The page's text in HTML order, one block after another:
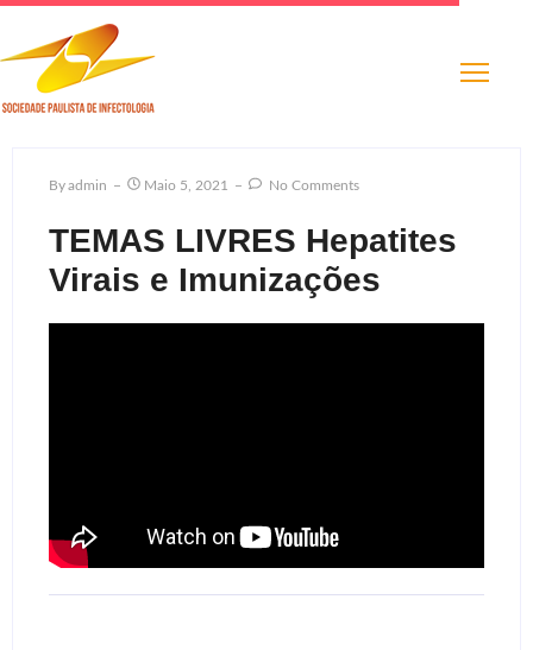
ByAdmin Maio 5, 2021 No Comments
TEMAS LIVRES Hepatites
Virais e Imunizações